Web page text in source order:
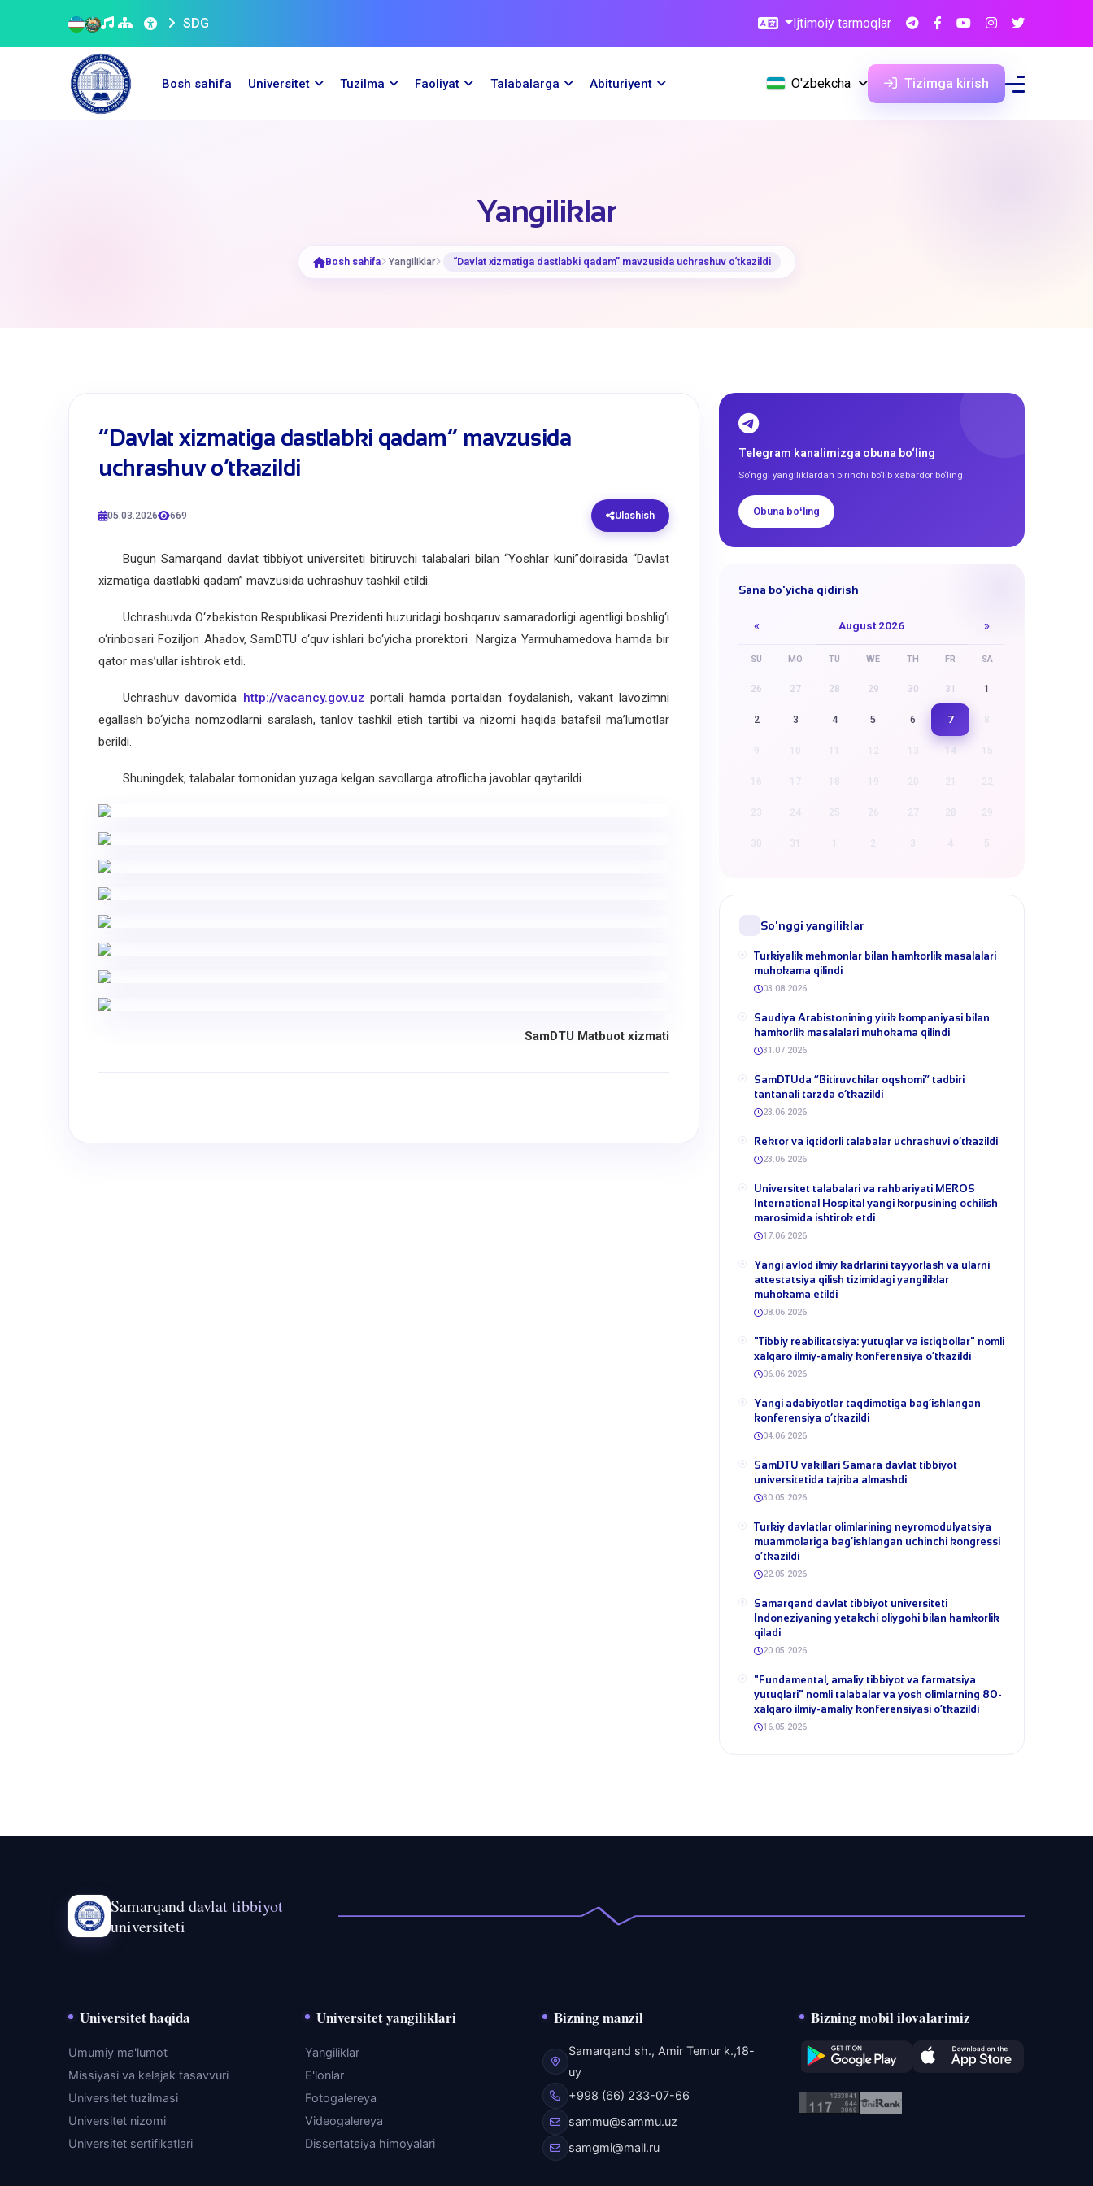
SDG Ijtimoiy tarmoqlar
Bosh sahifa Universitet Tuzilma Faoliyat Talabalarga Abituriyent O'zbekcha Tizimga kirish
Yangiliklar
Bosh sahifa Yangiliklar ​“Davlat xizmatiga dastlabki qadam” mavzusida uchrashuv o‘tkazildi
​“Davlat xizmatiga dastlabki qadam” mavzusida
uchrashuv o‘tkazildi
05.03.2026 669 Ulashish
Bugun Samarqand davlat tibbiyot universiteti bitiruvchi talabalari bilan “Yoshlar kuni”doirasida “Davlat
xizmatiga dastlabki qadam” mavzusida uchrashuv tashkil etildi.
Uchrashuvda O‘zbekiston Respublikasi Prezidenti huzuridagi boshqaruv samaradorligi agentligi boshlig‘i
o‘rinbosari Foziljon Ahadov, SamDTU o‘quv ishlari bo‘yicha prorektori Nargiza Yarmuhamedova hamda bir
qator mas’ullar ishtirok etdi.
Uchrashuv davomida http://vacancy.gov.uz portali hamda portaldan foydalanish, vakant lavozimni
egallash bo‘yicha nomzodlarni saralash, tanlov tashkil etish tartibi va nizomi haqida batafsil ma’lumotlar
berildi.
Shuningdek, talabalar tomonidan yuzaga kelgan savollarga atroflicha javoblar qaytarildi.
SamDTU Matbuot xizmati
Telegram kanalimizga obuna bo‘ling
So‘nggi yangiliklardan birinchi bo‘lib xabardor bo‘ling
Obuna boʻling
Sana bo'yicha qidirish
« August 2026 »
SU MO TU WE TH FR SA
26 27 28 29 30 31 1
2 3 4 5 6 7
14 15
21 22
27 28 29
3 4 5
So'nggi yangiliklar
Turkiyalik mehmonlar bilan hamkorlik masalalari
muhokama qilindi
03.08.2026
​Saudiya Arabistonining yirik kompaniyasi bilan
hamkorlik masalalari muhokama qilindi
31.07.2026
​SamDTUda “Bitiruvchilar oqshomi” tadbiri
tantanali tarzda o‘tkazildi
23.06.2026
​Rektor va iqtidorli talabalar uchrashuvi o‘tkazildi
23.06.2026
Universitet talabalari va rahbariyati MEROS
International Hospital yangi korpusining ochilish
marosimida ishtirok etdi
17.06.2026
Yangi avlod ilmiy kadrlarini tayyorlash va ularni
attestatsiya qilish tizimidagi yangiliklar
muhokama etildi
08.06.2026
​"Tibbiy reabilitatsiya: yutuqlar va istiqbollar" nomli
xalqaro ilmiy-amaliy konferensiya o‘tkazildi
06.06.2026
​Yangi adabiyotlar taqdimotiga bag‘ishlangan
konferensiya o‘tkazildi
04.06.2026
SamDTU vakillari Samara davlat tibbiyot
universitetida tajriba almashdi
30.05.2026
​Turkiy davlatlar olimlarining neyromodulyatsiya
muammolariga bag‘ishlangan uchinchi kongressi
o‘tkazildi
22.05.2026
Samarqand davlat tibbiyot universiteti
Indoneziyaning yetakchi oliygohi bilan hamkorlik
qiladi
20.05.2026
​"Fundamental, amaliy tibbiyot va farmatsiya
yutuqlari" nomli talabalar va yosh olimlarning 80-
xalqaro ilmiy-amaliy konferensiyasi o‘tkazildi
16.05.2026
Samarqand davlat tibbiyot
universiteti
Universitet haqida
Umumiy ma'lumot
Missiyasi va kelajak tasavvuri
Universitet tuzilmasi
Universitet nizomi
Universitet sertifikatlari
Universitet yangiliklari
Yangiliklar
E'lonlar
Fotogalereya
Videogalereya
Dissertatsiya himoyalari
Bizning manzil
Samarqand sh., Amir Temur k.,18-
uy
+998 (66) 233-07-66
sammu@sammu.uz
samgmi@mail.ru
Bizning mobil ilovalarimiz